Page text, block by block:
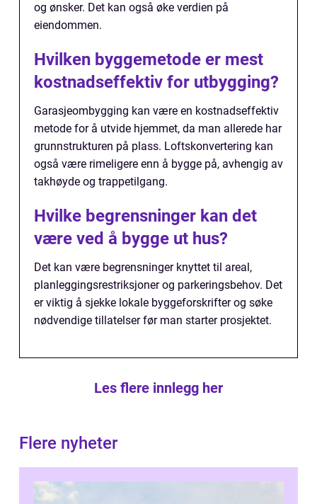
og ønsker. Det kan også øke verdien på
eiendommen.
Hvilken byggemetode er mest
kostnadseffektiv for utbygging?
Garasjeombygging kan være en kostnadseffektiv
metode for å utvide hjemmet, da man allerede har
grunnstrukturen på plass. Loftskonvertering kan
også være rimeligere enn å bygge på, avhengig av
takhøyde og trappetilgang.
Hvilke begrensninger kan det
være ved å bygge ut hus?
Det kan være begrensninger knyttet til areal,
planleggingsrestriksjoner og parkeringsbehov. Det
er viktig å sjekke lokale byggeforskrifter og søke
nødvendige tillatelser før man starter prosjektet.
Les flere innlegg her
Flere nyheter